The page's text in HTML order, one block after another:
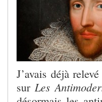
J’avais déjà
sur Les